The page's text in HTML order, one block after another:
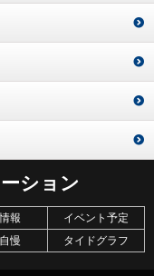
ション
報
イベント予定
慢
タイドグラフ